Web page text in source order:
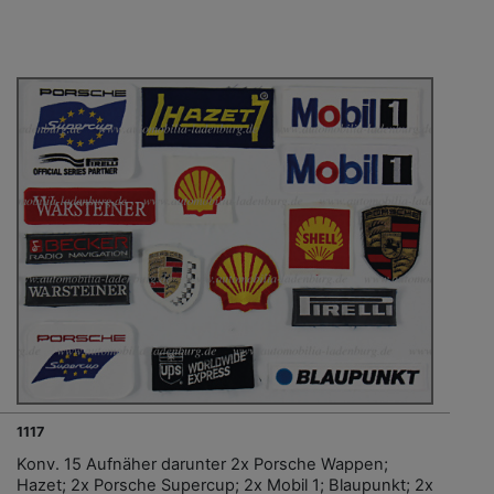
1117
Konv. 15 Aufnäher darunter 2x Porsche Wappen;
Hazet; 2x Porsche Supercup; 2x Mobil 1; Blaupunkt; 2x